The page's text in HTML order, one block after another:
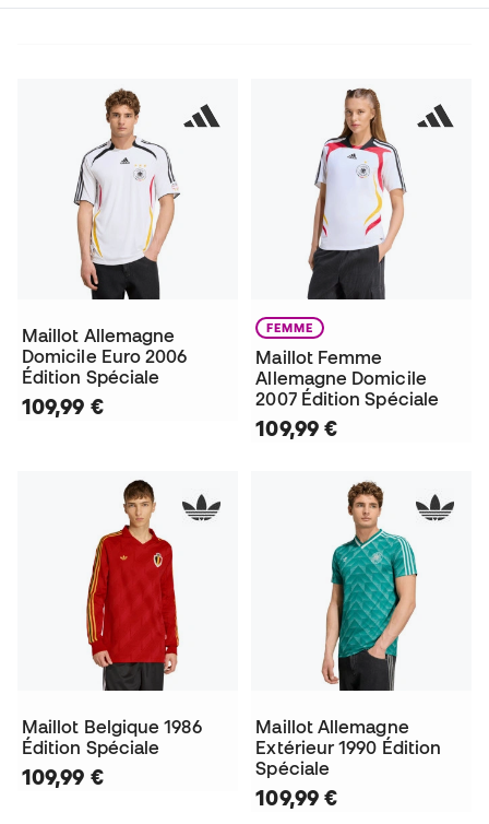
Maillot Allemagne
Domicile Euro 2006
Édition Spéciale
109,99 €
FEMME
Maillot Femme
Allemagne Domicile
2007 Édition Spéciale
109,99 €
Maillot Belgique 1986
Édition Spéciale
109,99 €
Maillot Allemagne
Extérieur 1990 Édition
Spéciale
109,99 €